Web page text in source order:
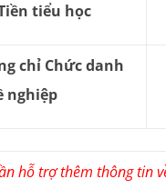
tiểu học
chỉ Chức danh
nghiệp
hỗ trợ thêm thông tin